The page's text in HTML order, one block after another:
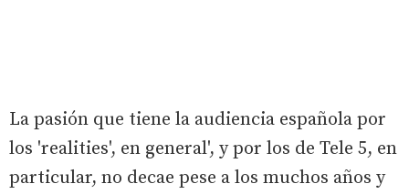
La pasión que tiene la audiencia española por
los 'realities', en general', y por los de Tele 5, en
particular, no decae pese a los muchos años y